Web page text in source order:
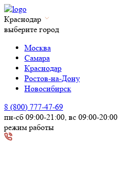
Краснодар
выберите город
Москва
Самара
Краснодар
Ростов-на-Дону
Новосибирск
8 (800) 777-47-69
пн-сб 09:00-21:00, вс 09:00-20:00
режим работы